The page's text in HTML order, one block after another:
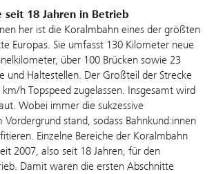
seit 18 Jahren in Betrieb
her ist die Koralmbahn eines der größten
Europas. Sie umfasst 130 Kilometer neue
über 100 Brücken sowie 23
und Haltestellen. Der Großteil der Strecke
h Topspeed zugelassen. Insgesamt wird
Wobei immer die sukzessive
stand, sodass Bahnkund:innen
Einzelne Bereiche der Koralmbahn
2007, also seit 18 Jahren, für den
Damit waren die ersten Abschnitte